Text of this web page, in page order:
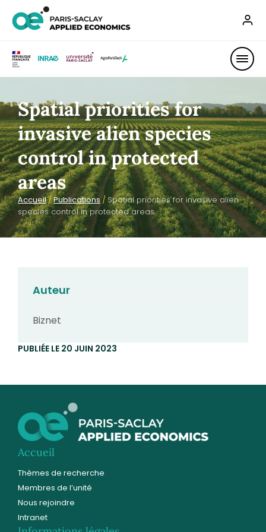
Spatial priorities for
invasive alien species
control in protected
areas
Accueil/Publications / Spatial priorities for invasive alien
species control in protected areas
Auteur
Biznet
PUBLIÉE LE 20 JUIN 2023
Accueil
Thèmes de recherche
Membres de l’unité
Nous rejoindre
Intranet